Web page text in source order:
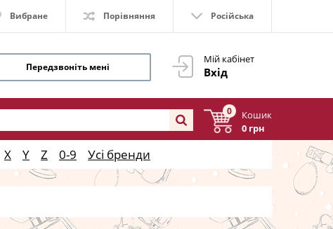
Вибране Порівняння Російська
Мій кабінет
Вхід
Передзвоніть мені
0
Кошик
0 грн
X Y Z 0-9 Усі бренди